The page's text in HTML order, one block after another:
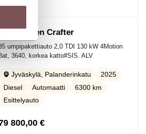
Volkswagen Crafter
umpipakettiauto 2,0 TDI 130 kW 4Motion
3640, korkea katto#SIS. ALV
Jyväskylä, Palanderinkatu
2025
Diesel
Automaatti
6300 km
Esittelyauto
800,00 €